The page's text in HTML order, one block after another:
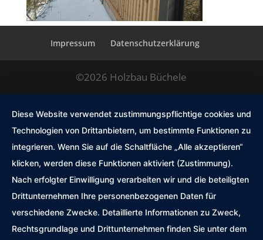
Impressum Datenschutzerklärung
©2026 Holzbau Büchele
Diese Website verwendet zustimmungspflichtige cookies und
Technologien von Drittanbietern, um bestimmte Funktionen zu
integrieren. Wenn Sie auf die Schaltfläche „Alle akzeptieren“
klicken, werden diese Funktionen aktiviert (Zustimmung).
Nach erfolgter Einwilligung verarbeiten wir und die beteiligten
Drittunternehmen Ihre personenbezogenen Daten für
verschiedene Zwecke. Detaillierte Informationen zu Zweck,
Rechtsgrundlage und Drittunternehmen finden Sie unter dem